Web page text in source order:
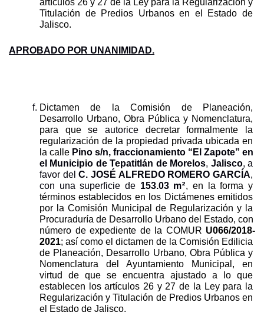
artículos 26 y 27 de la Ley para la Regularización y
Titulación de Predios Urbanos en el Estado de
Jalisco.
APROBADO POR UNANIMIDAD.
Dictamen de la Comisión de Planeación,
Desarrollo Urbano, Obra Pública y Nomenclatura,
para que se autorice decretar formalmente la
regularización de la propiedad privada ubicada en
la calle Pino s/n, fraccionamiento “El Zapote” en
el Municipio de Tepatitlán de Morelos, Jalisco, a
favor del C. JOSÉ ALFREDO ROMERO GARCÍA,
con una superficie de 153.03 m2, en la forma y
términos establecidos en los Dictámenes emitidos
por la Comisión Municipal de Regularización y la
Procuraduría de Desarrollo Urbano del Estado, con
número de expediente de la COMUR U066/2018-
2021; así como el dictamen de la Comisión Edilicia
de Planeación, Desarrollo Urbano, Obra Pública y
Nomenclatura del Ayuntamiento Municipal, en
virtud de que se encuentra ajustado a lo que
establecen los artículos 26 y 27 de la Ley para la
Regularización y Titulación de Predios Urbanos en
el Estado de Jalisco.